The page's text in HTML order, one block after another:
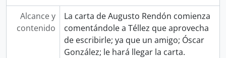
Alcance y
contenido
La carta de Augusto Rendón comienza
comentándole a Téllez que aprovecha
de escribirle; ya que un amigo; Óscar
González; le hará llegar la carta.